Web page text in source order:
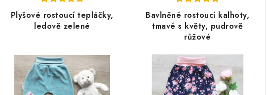
Plyšové rostoucí tepláčky,
ledově zelené
Bavlněné rostoucí kalhoty,
tmavé s květy, pudrově
růžové